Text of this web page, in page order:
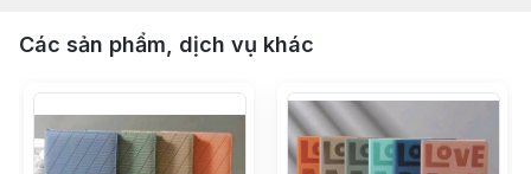
Các sản phẩm, dịch vụ khác